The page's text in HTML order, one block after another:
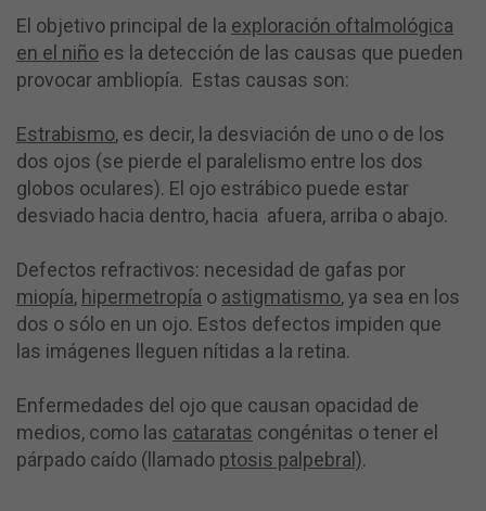
El objetivo principal de la exploración oftalmológica
en el niño es la detección de las causas que pueden
provocar ambliopía. Estas causas son:
Estrabismo, es decir, la desviación de uno o de los
dos ojos (se pierde el paralelismo entre los dos
globos oculares). El ojo estrábico puede estar
desviado hacia dentro, hacia afuera, arriba o abajo.
Defectos refractivos: necesidad de gafas por
miopía, hipermetropía o astigmatismo, ya sea en los
dos o sólo en un ojo. Estos defectos impiden que
las imágenes lleguen nítidas a la retina.
Enfermedades del ojo que causan opacidad de
medios, como las cataratas congénitas o tener el
párpado caído (llamado ptosis palpebral).